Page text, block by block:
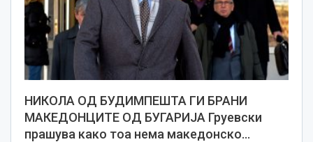
НИКОЛА ОД БУДИМПЕШТА ГИ БРАНИ
МАКЕДОНЦИТЕ ОД БУГАРИЈА Груевски
прашува како тоа нема македонско…